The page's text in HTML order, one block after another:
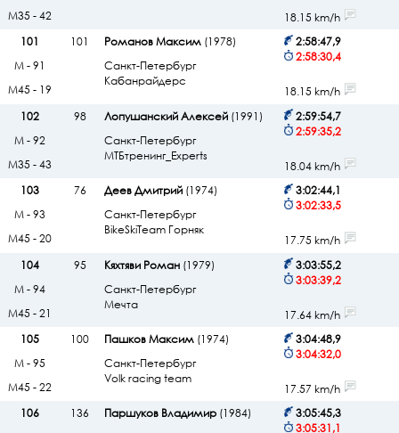
М35 - 42
18.15 km/h
101
101 Романов Максим(1978)
Санкт-Петербург
Кабанрайдерс
2:58:47,9
2:58:30,4
М - 91
М45 - 19
18.15 km/h
102
98 Лопушанский Алексей(1991)
Санкт-Петербург
МТБтренинг_Experts
2:59:54,7
2:59:35,2
М - 92
М35 - 43
18.04 km/h
103
76 Деев Дмитрий(1974)
Санкт-Петербург
BikeSkiTeam Горняк
3:02:44,1
3:02:33,5
М - 93
М45 - 20
17.75 km/h
104
95 Кяхтяви Роман(1979)
Санкт-Петербург
Мечта
3:03:55,2
3:03:39,2
М - 94
М45 - 21
17.64 km/h
105
100 Пашков Максим(1974)
Санкт-Петербург
Volk racing team
3:04:48,9
3:04:32,0
М - 95
М45 - 22
17.57 km/h
106
136 Паршуков Владимир(1984)
3:05:45,3
3:05:31,1